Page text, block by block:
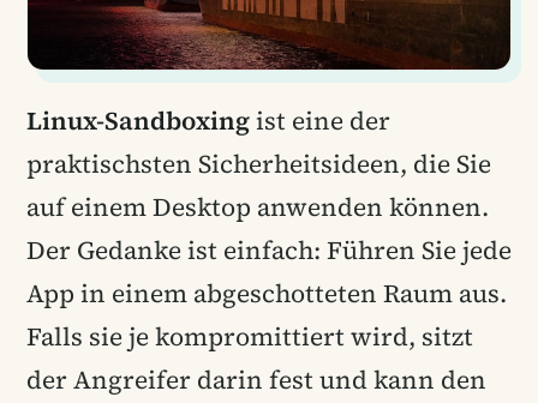
Linux-Sandboxingist eine der
praktischsten Sicherheitsideen, die Sie
auf einem Desktop anwenden können.
Der Gedanke ist einfach: Führen Sie jede
App in einem abgeschotteten Raum aus.
Falls sie je kompromittiert wird, sitzt
der Angreifer darin fest und kann den